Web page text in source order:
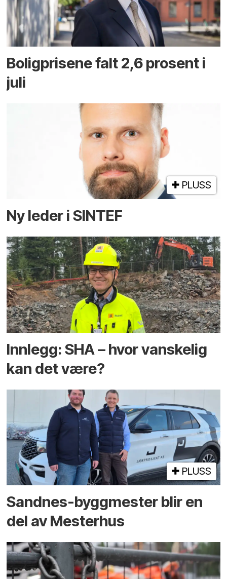
Boligprisene falt 2,6 prosent i
juli
PLUSS
Ny leder i SINTEF
Innlegg: SHA – hvor vanskelig
kan det være?
PLUSS
Sandnes-byggmester blir en
del av Mesterhus